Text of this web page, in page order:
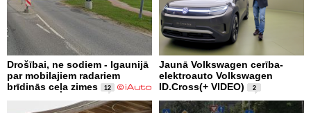
Drošībai, ne sodiem - Igaunijā
par mobilajiem radariem
brīdinās ceļa zimes
12
Jaunā Volkswagen cerība-
elektroauto Volkswagen
ID.Cross(+ VIDEO)
2